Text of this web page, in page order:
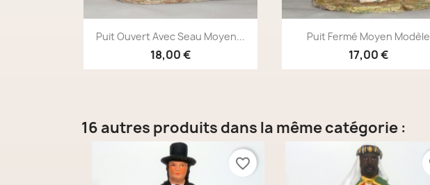
Aperçu rapide
Puit Ouvert Avec Seau Moyen...
18,00 €
Aperçu rapide
Puit Fermé Moyen Modèle
17,00 €
16 autres produits dans la même catégorie :
favorite_border